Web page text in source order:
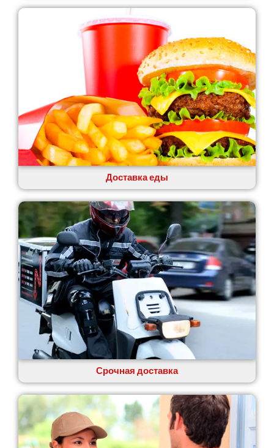
Лубны
Лука-Мелешковская
Миргород
Авангард
Нетешин
Нежин
Никитинцы
Николаев
Никополь
Новоалександровка
Новомосковск
Новоселки
Нововолынск
Обухов
Обуховка
Одесса
Острог
Павлоград
Переяслав
Первомайск
Песочин
Петриков
Петропавловская Борщаговка
Подгородное
Погребы
Покров
Полтава
Доставка еды
Срочная доставка